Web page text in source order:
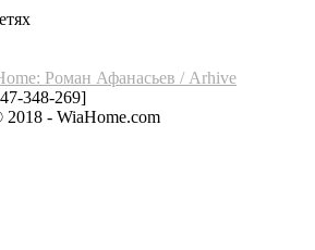
Роман Афанасьев / Arhive
348-269]
- WiaHome.com